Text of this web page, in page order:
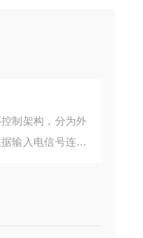
制架构，分为外
输入电信号连续